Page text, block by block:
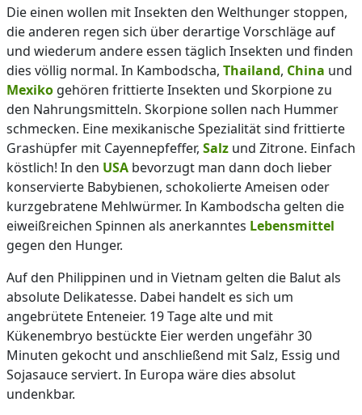
Die einen wollen mit Insekten den Welthunger stoppen,
die anderen regen sich über derartige Vorschläge auf
und wiederum andere essen täglich Insekten und finden
dies völlig normal. In Kambodscha, Thailand, China und
Mexiko gehören frittierte Insekten und Skorpione zu
den Nahrungsmitteln. Skorpione sollen nach Hummer
schmecken. Eine mexikanische Spezialität sind frittierte
Grashüpfer mit Cayennepfeffer, Salz und Zitrone. Einfach
köstlich! In den USA bevorzugt man dann doch lieber
konservierte Babybienen, schokolierte Ameisen oder
kurzgebratene Mehlwürmer. In Kambodscha gelten die
eiweißreichen Spinnen als anerkanntes Lebensmittel
gegen den Hunger.
Auf den Philippinen und in Vietnam gelten die Balut als
absolute Delikatesse. Dabei handelt es sich um
angebrütete Enteneier. 19 Tage alte und mit
Kükenembryo bestückte Eier werden ungefähr 30
Minuten gekocht und anschließend mit Salz, Essig und
Sojasauce serviert. In Europa wäre dies absolut
undenkbar.